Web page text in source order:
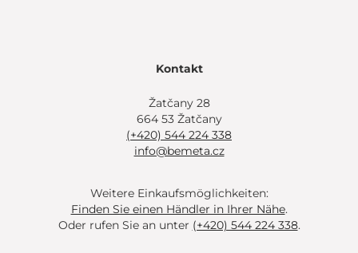
Kontakt
Žatčany 28
664 53 Žatčany
(+420) 544 224 338
info@bemeta.cz
Weitere Einkaufsmöglichkeiten:
Finden Sie einen Händler in Ihrer Nähe.
Oder rufen Sie an unter (+420) 544 224 338.